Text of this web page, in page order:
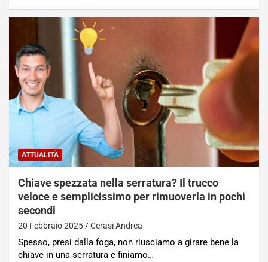
ATTUALITÀ
Chiave spezzata nella serratura? Il trucco
veloce e semplicissimo per rimuoverla in pochi
secondi
20 Febbraio 2025 Cerasi Andrea
Spesso, presi dalla foga, non riusciamo a girare bene la
chiave in una serratura e finiamo…